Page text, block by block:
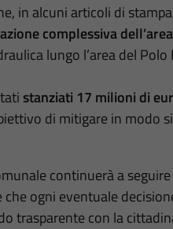
in alcuni articoli di
complessiva dell’area
lungo l’area del
stanziati 17 milioni di
di mitigare in modo
continuerà a
che ogni eventuale
trasparente con la